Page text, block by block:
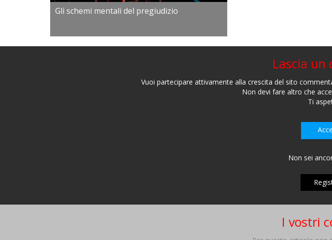
Gli schemi mentali del pregiudizio
Lascia un
Vuoi partecipare attivamente alla crescita del sito
Non devi fare altro che
Ti
Non sei
I vostri